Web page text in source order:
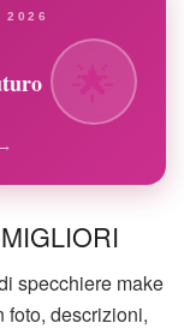
2026
specchiere make
foto, descrizioni,